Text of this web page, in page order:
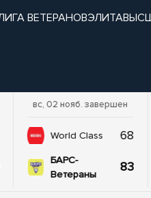
ВЕТЕРАНОВЭЛИТА
вс, 02 нояб. завершен
World Class 68
БАРС-
Ветераны
83